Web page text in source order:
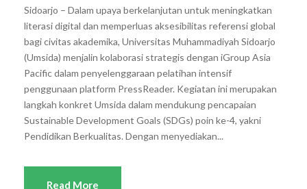
Sidoarjo – Dalam upaya berkelanjutan untuk meningkatkan
literasi digital dan memperluas aksesibilitas referensi global
bagi civitas akademika, Universitas Muhammadiyah Sidoarjo
(Umsida) menjalin kolaborasi strategis dengan iGroup Asia
Pacific dalam penyelenggaraan pelatihan intensif
penggunaan platform PressReader. Kegiatan ini merupakan
langkah konkret Umsida dalam mendukung pencapaian
Sustainable Development Goals (SDGs) poin ke-4, yakni
Pendidikan Berkualitas. Dengan menyediakan...
Read More